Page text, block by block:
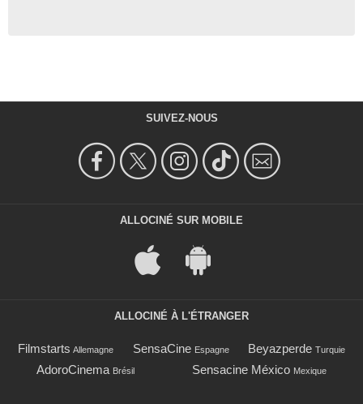
SUIVEZ-NOUS
ALLOCINÉ SUR MOBILE
ALLOCINÉ À L'ÉTRANGER
Filmstarts Allemagne SensaCine Espagne Beyazperde Turquie
AdoroCinema Brésil Sensacine México Mexique